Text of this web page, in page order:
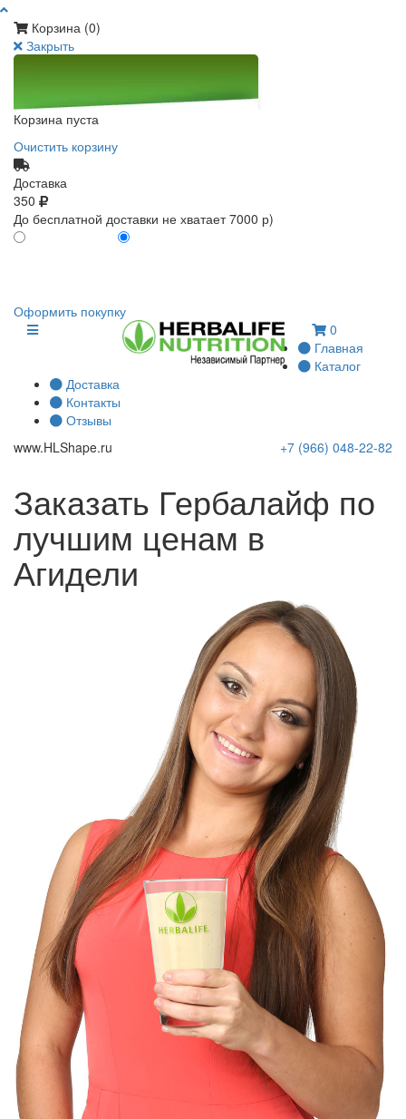
Корзина (0)
Закрыть
Корзина пуста
Очистить корзину
Доставка
350
До бесплатной доставки не хватает 7000 р)
Оформить покупку
0
Главная
Каталог
Доставка
Контакты
Отзывы
www.HLShape.ru +7 (966) 048-22-82
Заказать Гербалайф по
лучшим ценам в
Агидели